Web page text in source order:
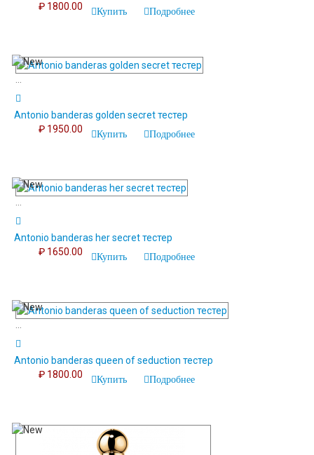
₽ 1800.00
Купить Подробнее
...
Antonio banderas golden secret тестер
₽ 1950.00
Купить Подробнее
...
Antonio banderas her secret тестер
₽ 1650.00
Купить Подробнее
...
Antonio banderas queen of seduction тестер
₽ 1800.00
Купить Подробнее